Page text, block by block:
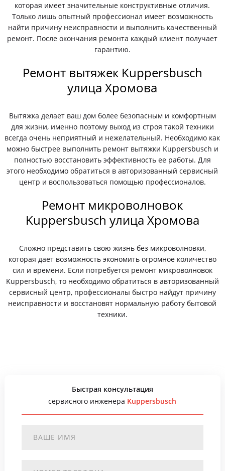
которая имеет значительные конструктивные отличия.
Только лишь опытный профессионал имеет возможность
найти причину неисправности и выполнить качественный
ремонт. После окончания ремонта каждый клиент получает
гарантию.
Ремонт вытяжек Kuppersbusch
улица Хромова
Вытяжка делает ваш дом более безопасным и комфортным
для жизни, именно поэтому выход из строя такой техники
всегда очень неприятный и нежелательный. Необходимо как
можно быстрее выполнить ремонт вытяжки Kuppersbusch и
полностью восстановить эффективность ее работы. Для
этого необходимо обратиться в авторизованный сервисный
центр и воспользоваться помощью профессионалов.
Ремонт микроволновок
Kuppersbusch улица Хромова
Сложно представить свою жизнь без микроволновки,
которая дает возможность экономить огромное количество
сил и времени. Если потребуется ремонт микроволновок
Kuppersbusch, то необходимо обратиться в авторизованный
сервисный центр, профессионалы быстро найдут причину
неисправности и восстановят нормальную работу бытовой
техники.
Быстрая консультация
сервисного инженера Kuppersbusch